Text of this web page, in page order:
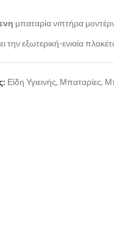
μπαταρία νιπτήρα
την εξωτερική-ενιαία
Είδη Υγιεινής, Μπαταρίες,